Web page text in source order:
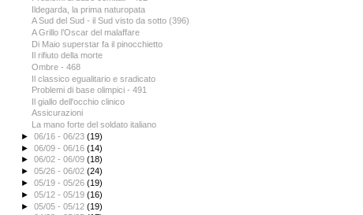
Ildegarda, la prima naturopata
A Sud del Sud - il Sud visto da sotto (396)
A Grillo l’Oscar del malaffare
Di Maio superstar fa il pinocchietto
Il rifiuto della morte
Ombre - 468
Il classico egualitario e sradicato
Problemi di base olimpici - 491
Il giallo dell'occhio clinico
Assicurazioni
La mano forte del soldato italiano
►06/16 - 06/23(19)
►06/09 - 06/16(14)
►06/02 - 06/09(18)
►05/26 - 06/02(24)
►05/19 - 05/26(19)
►05/12 - 05/19(16)
►05/05 - 05/12(19)